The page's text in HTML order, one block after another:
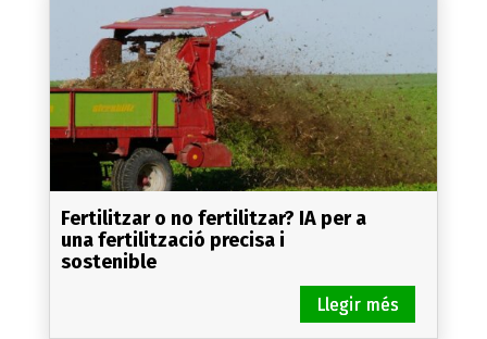
Fertilitzar o no fertilitzar? IA per a
una fertilització precisa i
sostenible